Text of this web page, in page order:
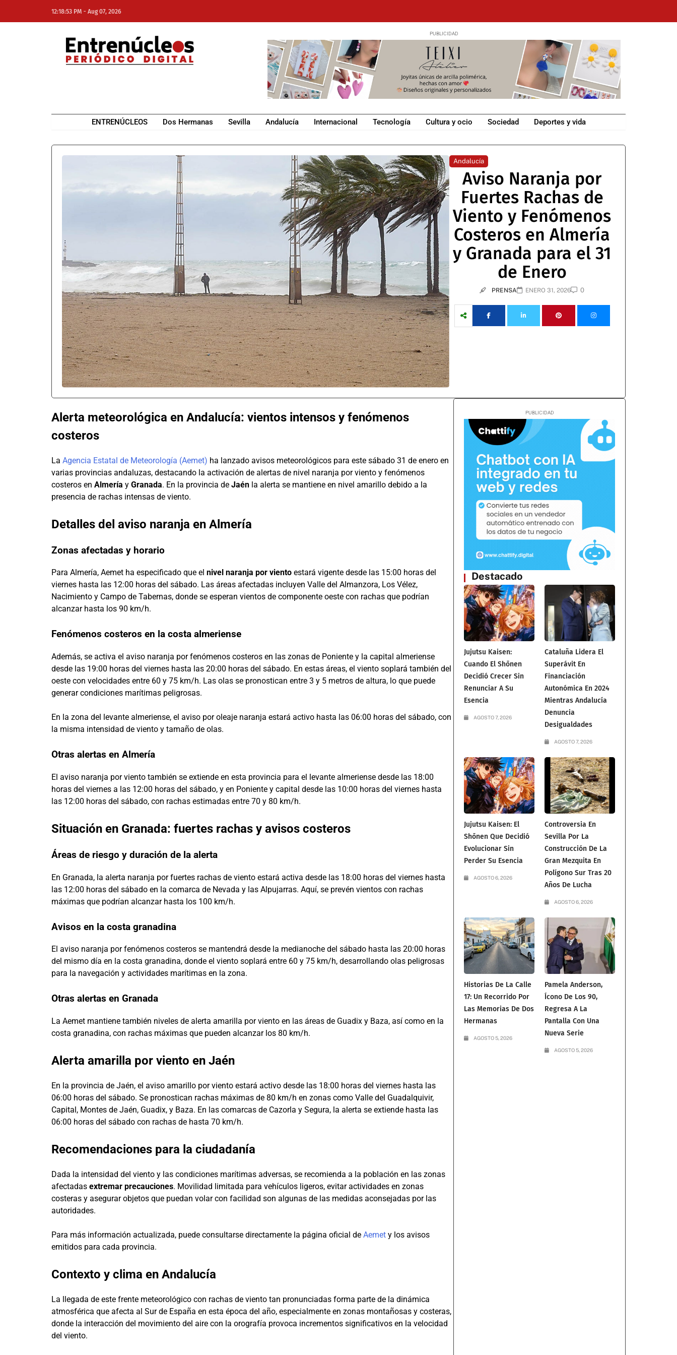
12:18:53 PM - Aug 07, 2026
ENTRENÚCLEOS Dos Hermanas Sevilla Andalucía Internacional Tecnología Cultura y ocio Sociedad Deportes y vida
Andalucía
Aviso Naranja por
Fuertes Rachas de
Viento y Fenómenos
Costeros en Almería
y Granada para el 31
de Enero
PRENSA ENERO 31, 2026 0
Alerta meteorológica en Andalucía: vientos intensos y fenómenos
costeros
La Agencia Estatal de Meteorología (Aemet) ha lanzado avisos meteorológicos para este sábado 31 de enero en
varias provincias andaluzas, destacando la activación de alertas de nivel naranja por viento y fenómenos
costeros en Almería y Granada. En la provincia de Jaén la alerta se mantiene en nivel amarillo debido a la
presencia de rachas intensas de viento.
Detalles del aviso naranja en Almería
Zonas afectadas y horario
Para Almería, Aemet ha especificado que el nivel naranja por viento estará vigente desde las 15:00 horas del
viernes hasta las 12:00 horas del sábado. Las áreas afectadas incluyen Valle del Almanzora, Los Vélez,
Nacimiento y Campo de Tabernas, donde se esperan vientos de componente oeste con rachas que podrían
alcanzar hasta los 90 km/h.
Fenómenos costeros en la costa almeriense
Además, se activa el aviso naranja por fenómenos costeros en las zonas de Poniente y la capital almeriense
desde las 19:00 horas del viernes hasta las 20:00 horas del sábado. En estas áreas, el viento soplará también del
oeste con velocidades entre 60 y 75 km/h. Las olas se pronostican entre 3 y 5 metros de altura, lo que puede
generar condiciones marítimas peligrosas.
En la zona del levante almeriense, el aviso por oleaje naranja estará activo hasta las 06:00 horas del sábado, con
la misma intensidad de viento y tamaño de olas.
Otras alertas en Almería
El aviso naranja por viento también se extiende en esta provincia para el levante almeriense desde las 18:00
horas del viernes a las 12:00 horas del sábado, y en Poniente y capital desde las 10:00 horas del viernes hasta
las 12:00 horas del sábado, con rachas estimadas entre 70 y 80 km/h.
Situación en Granada: fuertes rachas y avisos costeros
Áreas de riesgo y duración de la alerta
En Granada, la alerta naranja por fuertes rachas de viento estará activa desde las 18:00 horas del viernes hasta
las 12:00 horas del sábado en la comarca de Nevada y las Alpujarras. Aquí, se prevén vientos con rachas
máximas que podrían alcanzar hasta los 100 km/h.
Avisos en la costa granadina
El aviso naranja por fenómenos costeros se mantendrá desde la medianoche del sábado hasta las 20:00 horas
del mismo día en la costa granadina, donde el viento soplará entre 60 y 75 km/h, desarrollando olas peligrosas
para la navegación y actividades marítimas en la zona.
Otras alertas en Granada
La Aemet mantiene también niveles de alerta amarilla por viento en las áreas de Guadix y Baza, así como en la
costa granadina, con rachas máximas que pueden alcanzar los 80 km/h.
Alerta amarilla por viento en Jaén
En la provincia de Jaén, el aviso amarillo por viento estará activo desde las 18:00 horas del viernes hasta las
06:00 horas del sábado. Se pronostican rachas máximas de 80 km/h en zonas como Valle del Guadalquivir,
Capital, Montes de Jaén, Guadix, y Baza. En las comarcas de Cazorla y Segura, la alerta se extiende hasta las
06:00 horas del sábado con rachas de hasta 70 km/h.
Recomendaciones para la ciudadanía
Dada la intensidad del viento y las condiciones marítimas adversas, se recomienda a la población en las zonas
afectadas extremar precauciones. Movilidad limitada para vehículos ligeros, evitar actividades en zonas
costeras y asegurar objetos que puedan volar con facilidad son algunas de las medidas aconsejadas por las
autoridades.
Para más información actualizada, puede consultarse directamente la página oficial de Aemet y los avisos
emitidos para cada provincia.
Contexto y clima en Andalucía
La llegada de este frente meteorológico con rachas de viento tan pronunciadas forma parte de la dinámica
atmosférica que afecta al Sur de España en esta época del año, especialmente en zonas montañosas y costeras,
donde la interacción del movimiento del aire con la orografía provoca incrementos significativos en la velocidad
del viento.
Destacado
Jujutsu Kaisen:
Cuando El Shōnen
Decidió Crecer Sin
Renunciar A Su
Esencia
AGOSTO 7, 2026
Cataluña Lidera El
Superávit En
Financiación
Autonómica En 2024
Mientras Andalucía
Denuncia
Desigualdades
AGOSTO 7, 2026
Jujutsu Kaisen: El
Shōnen Que Decidió
Evolucionar Sin
Perder Su Esencia
AGOSTO 6, 2026
Controversia En
Sevilla Por La
Construcción De La
Gran Mezquita En
Polígono Sur Tras 20
Años De Lucha
AGOSTO 6, 2026
Historias De La Calle
17: Un Recorrido Por
Las Memorias De Dos
Hermanas
AGOSTO 5, 2026
Pamela Anderson,
Ícono De Los 90,
Regresa A La
Pantalla Con Una
Nueva Serie
AGOSTO 5, 2026